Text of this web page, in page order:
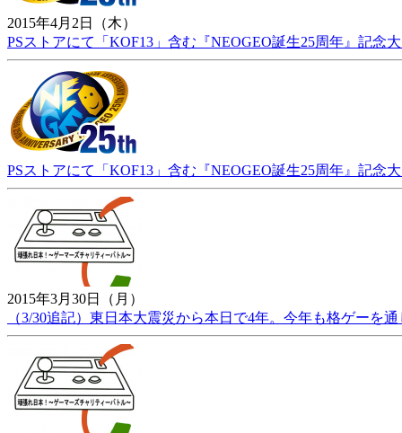
2015年4月2日（木）
PSストアにて「KOF13」含む『NEOGEO誕生25周年』記念
PSストアにて「KOF13」含む『NEOGEO誕生25周年』記念
2015年3月30日（月）
（3/30追記）東日本大震災から本日で4年。今年も格ゲーを